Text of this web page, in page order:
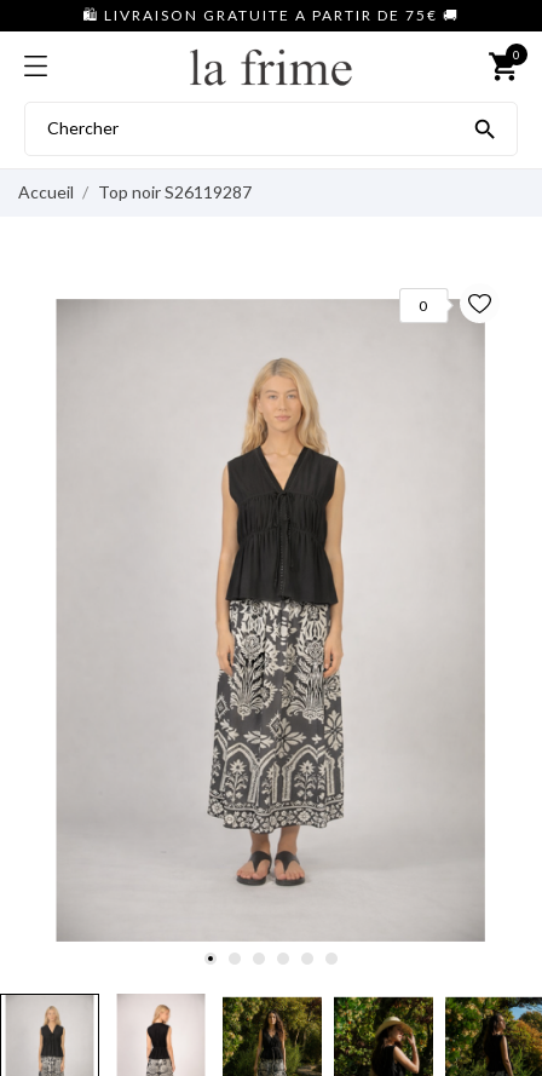
🛍️ LIVRAISON GRATUITE A PARTIR DE 75€ 🚚
shopping_cart
0

Accueil Top noir S26119287
0